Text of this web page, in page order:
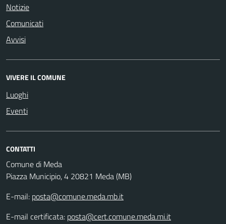
Notizie
Comunicati
Avvisi
VIVERE IL COMUNE
Luoghi
Eventi
CONTATTI
Comune di Meda
Piazza Municipio, 4 20821 Meda (MB)
E-mail: posta@comune.meda.mb.it
E-mail certificata: posta@cert.comune.meda.mi.it